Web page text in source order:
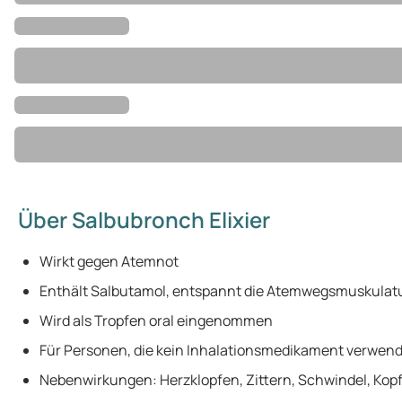
Über Salbubronch Elixier
Wirkt gegen Atemnot
Enthält Salbutamol, entspannt die
Wird als Tropfen oral eingenommen
Für Personen, die kein Inhalationsmedikament
Nebenwirkungen: Herzklopfen, Zittern, Schwindel,